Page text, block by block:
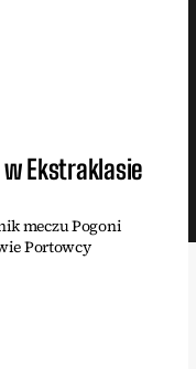
w Ekstraklasie
meczu Pogoni
Portowcy